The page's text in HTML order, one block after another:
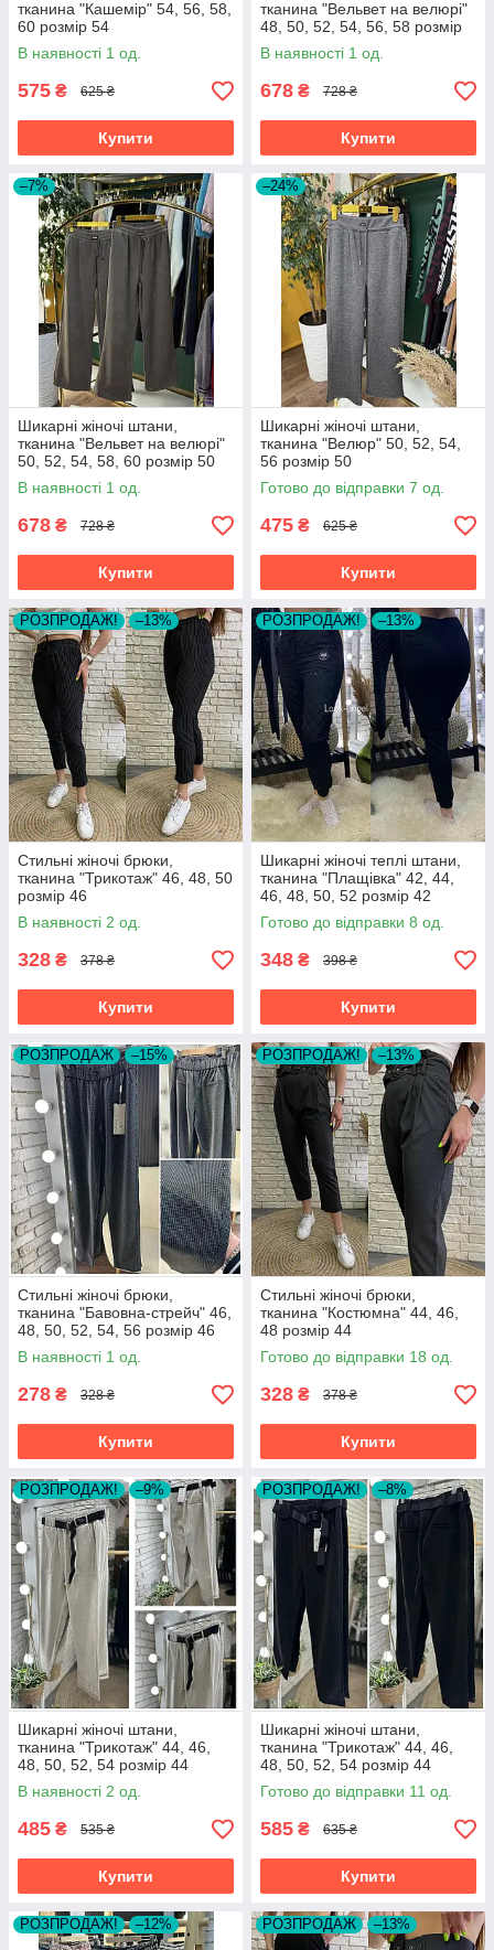
тканина "Кашемір" 54, 56, 58,
60 розмір 54
В наявності 1 од.
575 ₴ 625 ₴
Купити
тканина "Вельвет на велюрі"
48, 50, 52, 54, 56, 58 розмір
48 58
В наявності 1 од.
678 ₴ 728 ₴
Купити
–7%
Шикарні жіночі штани,
тканина "Вельвет на велюрі"
50, 52, 54, 58, 60 розмір 50
56
В наявності 1 од.
678 ₴ 728 ₴
Купити
–24%
Шикарні жіночі штани,
тканина "Велюр" 50, 52, 54,
56 розмір 50
Готово до відправки 7 од.
475 ₴ 625 ₴
Купити
РОЗПРОДАЖ! –13%
Стильні жіночі брюки,
тканина "Трикотаж" 46, 48, 50
розмір 46
В наявності 2 од.
328 ₴ 378 ₴
Купити
РОЗПРОДАЖ! –13%
Шикарні жіночі теплі штани,
тканина "Плащівка" 42, 44,
46, 48, 50, 52 розмір 42
Готово до відправки 8 од.
348 ₴ 398 ₴
Купити
РОЗПРОДАЖ –15%
Стильні жіночі брюки,
тканина "Бавовна-стрейч" 46,
48, 50, 52, 54, 56 розмір 46
В наявності 1 од.
278 ₴ 328 ₴
Купити
РОЗПРОДАЖ! –13%
Стильні жіночі брюки,
тканина "Костюмна" 44, 46,
48 розмір 44
Готово до відправки 18 од.
328 ₴ 378 ₴
Купити
РОЗПРОДАЖ! –9%
Шикарні жіночі штани,
тканина "Трикотаж" 44, 46,
48, 50, 52, 54 розмір 44
В наявності 2 од.
485 ₴ 535 ₴
Купити
РОЗПРОДАЖ! –8%
Шикарні жіночі штани,
тканина "Трикотаж" 44, 46,
48, 50, 52, 54 розмір 44
Готово до відправки 11 од.
585 ₴ 635 ₴
Купити
РОЗПРОДАЖ! –12% РОЗПРОДАЖ –13%